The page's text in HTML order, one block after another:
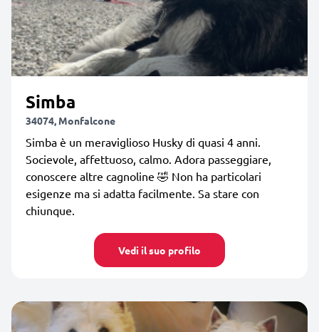
Simba
34074, Monfalcone
Simba è un meraviglioso Husky di quasi 4 anni.
Socievole, affettuoso, calmo. Adora passeggiare,
conoscere altre cagnoline 🤣 Non ha particolari
esigenze ma si adatta facilmente. Sa stare con
chiunque.
Vedi il suo profilo